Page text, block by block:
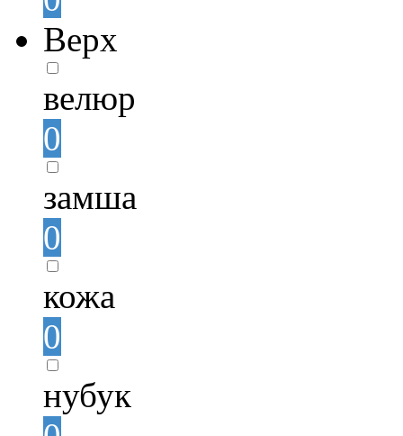
Верх
велюр
0
замша
0
кожа
0
нубук